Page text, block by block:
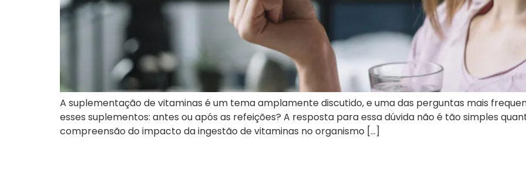
A suplementação de vitaminas é um tema amplamente discutido, e uma das perguntas mais
esses suplementos: antes ou após as refeições? A resposta para essa dúvida não é tão simples
compreensão do impacto da ingestão de vitaminas no organismo […]